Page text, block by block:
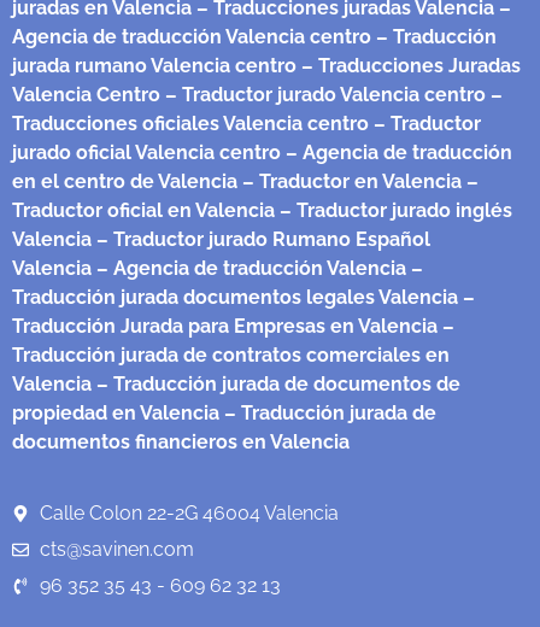
juradas en Valencia – Traducciones juradas Valencia –
Agencia de traducción Valencia centro – Traducción
jurada rumano Valencia centro – Traducciones Juradas
Valencia Centro – Traductor jurado Valencia centro –
Traducciones oficiales Valencia centro – Traductor
jurado oficial Valencia centro – Agencia de traducción
en el centro de Valencia – Traductor en Valencia –
Traductor oficial en Valencia – Traductor jurado inglés
Valencia – Traductor jurado Rumano Español
Valencia – Agencia de traducción Valencia –
Traducción jurada documentos legales Valencia –
Traducción Jurada para Empresas en Valencia –
Traducción jurada de contratos comerciales en
Valencia – Traducción jurada de documentos de
propiedad en Valencia – Traducción jurada de
documentos financieros en Valencia
Calle Colon 22-2G 46004 Valencia
cts@savinen.com
96 352 35 43 - 609 62 32 13